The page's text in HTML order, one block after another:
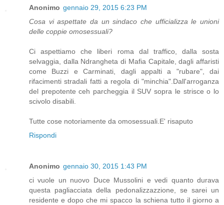
Anonimo gennaio 29, 2015 6:23 PM
Cosa vi aspettate da un sindaco che ufficializza le unioni
delle coppie omosessuali?
Ci aspettiamo che liberi roma dal traffico, dalla sosta
selvaggia, dalla Ndrangheta di Mafia Capitale, dagli affaristi
come Buzzi e Carminati, dagli appalti a "rubare", dai
rifacimenti stradali fatti a regola di "minchia".Dall'arroganza
del prepotente ceh parcheggia il SUV sopra le strisce o lo
scivolo disabili.
Tutte cose notoriamente da omosessuali.E' risaputo
Rispondi
Anonimo gennaio 30, 2015 1:43 PM
ci vuole un nuovo Duce Mussolini e vedi quanto durava
questa pagliacciata della pedonalizzazzione, se sarei un
residente e dopo che mi spacco la schiena tutto il giorno a